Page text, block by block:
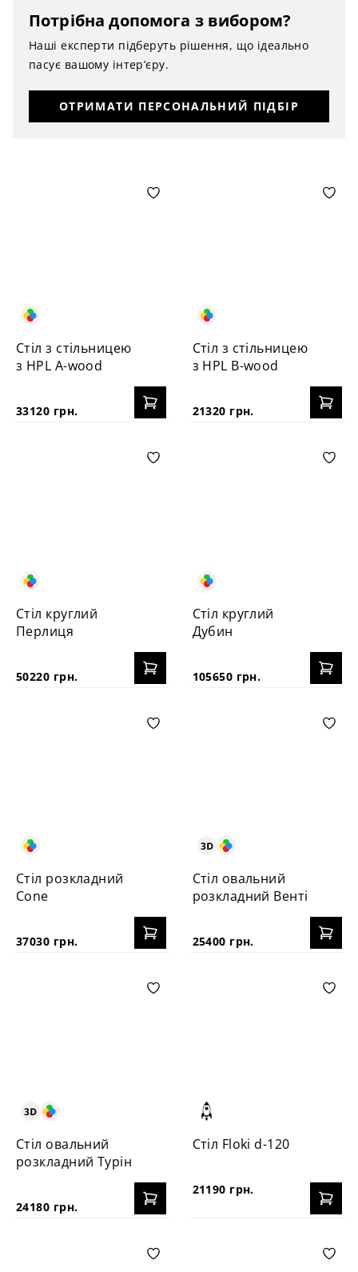
Потрібна допомога з вибором?
Наші експерти підберуть рішення, що ідеально
пасує вашому інтер’єру.
ОТРИМАТИ ПЕРСОНАЛЬНИЙ ПІДБІР
Стіл з стільницею
з HPL A-wood
33120 грн.
Стіл з стільницею
з HPL B-wood
21320 грн.
Стіл круглий
Перлиця
50220 грн.
Стіл круглий
Дубин
105650 грн.
Стіл розкладний
Cone
37030 грн.
Стіл овальний
розкладний Венті
25400 грн.
Стіл овальний
розкладний Турін
24180 грн.
Стіл Floki d-120
21190 грн.